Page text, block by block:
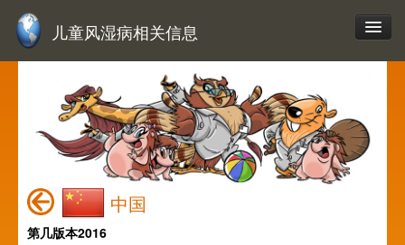
儿童风湿病相关信息
中国
第几版本2016